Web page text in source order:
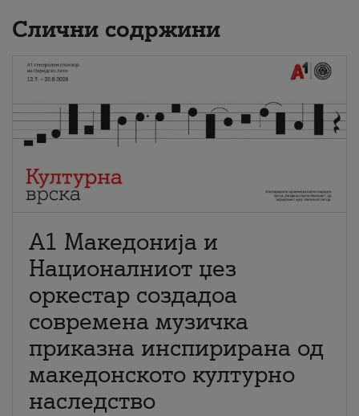
Слични содржини
А1 Македонија и
Националниот џез
оркестар создадоа
современа музичка
приказна инспирирана од
македонското културно
наследство